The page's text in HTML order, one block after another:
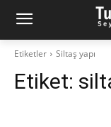
Etiketler Siltaş yapı
Etiket: